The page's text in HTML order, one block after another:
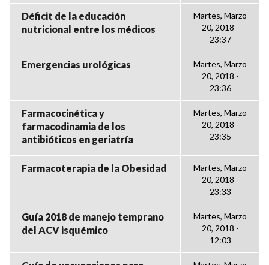
Déficit de la educación
nutricional entre los médicos
Martes, Marzo
20, 2018 -
23:37
Emergencias urológicas
Martes, Marzo
20, 2018 -
23:36
Farmacocinética y
farmacodinamia de los
antibióticos en geriatría
Martes, Marzo
20, 2018 -
23:35
Farmacoterapia de la Obesidad
Martes, Marzo
20, 2018 -
23:33
Guía 2018 de manejo temprano
del ACV isquémico
Martes, Marzo
20, 2018 -
12:03